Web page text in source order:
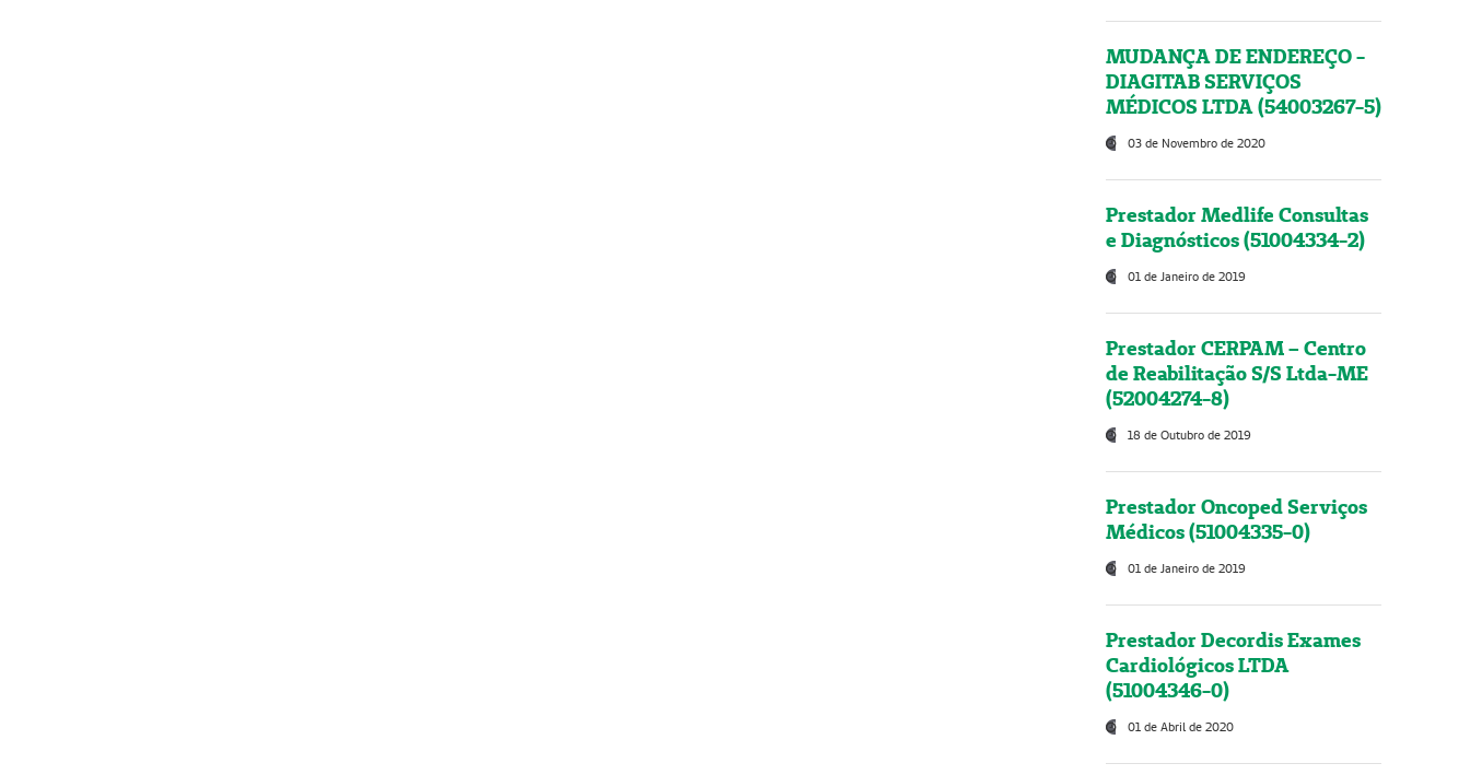
MUDANÇA DE ENDEREÇO -
DIAGITAB SERVIÇOS
MÉDICOS LTDA (54003267-5)
03 de Novembro de 2020
Prestador Medlife Consultas
e Diagnósticos (51004334-2)
01 de Janeiro de 2019
Prestador CERPAM – Centro
de Reabilitação S/S Ltda-ME
(52004274-8)
18 de Outubro de 2019
Prestador Oncoped Serviços
Médicos (51004335-0)
01 de Janeiro de 2019
Prestador Decordis Exames
Cardiológicos LTDA
(51004346-0)
01 de Abril de 2020